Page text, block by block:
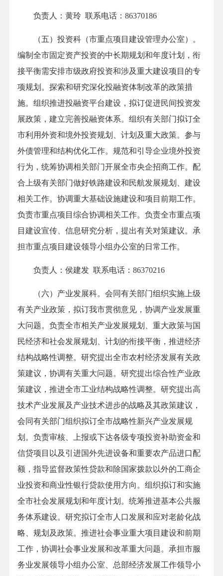
负责人：黄玲 联系电话：86370186
（五）投资科（市重点项目建设管理办公室）。
编制全市固定资产投资的中长期规划和年度计划，衔
接平衡需安排市级政府投资和涉及重大建设项目的专
项规划。探索和研究深化投融资体制改革的政策措
施。组织推进投融资平台建设，拟订促进民间投资发
展政策，建立完善投融资体系。组织有关部门拟订全
市利用外资和境外投资规划、计划及重大政策。参与
外债管理和结构优化工作。规范和引导企业境外投资
行为，统筹协调相关部门开展全市央企招商工作。配
合上级有关部门做好铁路建设和民航发展规划、建设
相关工作。协调重大基础设施建设和项目前期工作。
负责市重点项目综合协调相关工作。负责全市重点项
目建设宣传、信息研究分析，提出有关对策建议。承
担市重点项目建设领导小组办公室的日常工作。
负责人：侯建发 联系电话：86370216
（六）产业发展科。会同有关部门组织实施上级
有关产业政策，拟订我市贯彻意见，协调产业发展重
大问题。负责全市相关产业发展规划、重大政策与国
民经济和社会发展规划、计划的衔接平衡，推进经济
结构战略性调整。研究提出全市农村经济发展有关政
策建议，协调有关重大问题。研究提出综合性产业政
策建议，推进全市工业结构战略性调整。研究提出高
技术产业发展及产业技术进步的战略及其政策建议，
会同有关部门组织拟订全市战略性新兴产业发展规
划。负责审核、上报或下达各级专项投资补助资金和
信贷项目以及引进国外先进设备和重要农产品进口配
额，指导监督政策性贷款和除国家拨款以外的工商企
业投资和商业性银行贷款使用方向。组织拟订和实施
全市社会发展规划和年度计划。统筹推进基本公共服
务体系建设。研究拟订全市人口发展和应对老龄化战
略、规划及政策。推进社会事业重大项目建设和前期
工作，协调社会事业发展和改革重大问题。承担市服
务业发展领导小组办公室、总部经济发展工作领导小